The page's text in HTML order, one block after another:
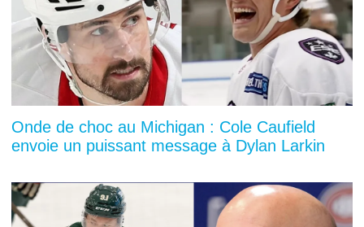
Onde de choc au Michigan : Cole Caufield
envoie un puissant message à Dylan Larkin